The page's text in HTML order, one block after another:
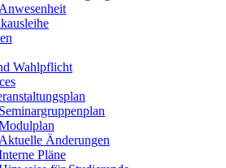
Anwesenheit
Wahlpflicht
Seminargruppenplan
Aktuelle Änderungen
Pläne